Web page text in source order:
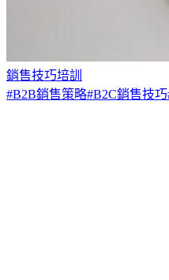
銷售技巧培訓
#B2B銷售策略#B2C銷售技巧